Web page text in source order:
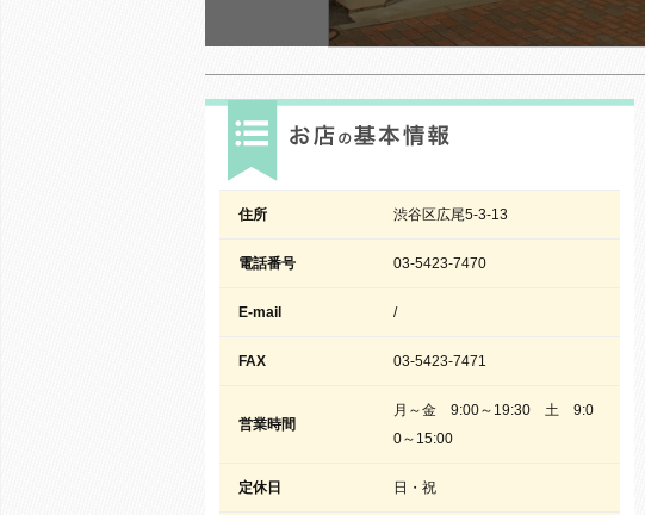
住所 渋谷区広尾5-3-13
電話番号 03-5423-7470
E-mail /
FAX 03-5423-7471
営業時間
月～金 9:00～19:30 土 9:0
0～15:00
定休日 日・祝